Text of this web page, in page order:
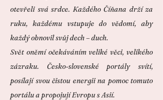
otevřeli svá srdce. Každého Číňana drží za
ruku, každému vstupuje do vědomí, aby
každý obnovil svůj dech – duch.
Svět oněmí očekáváním veliké věci, velikého
zázraku. Česko-slovenské portály svítí,
posílají svou čistou energii na pomoc tomuto
portálu a propojují Evropu s Asií.